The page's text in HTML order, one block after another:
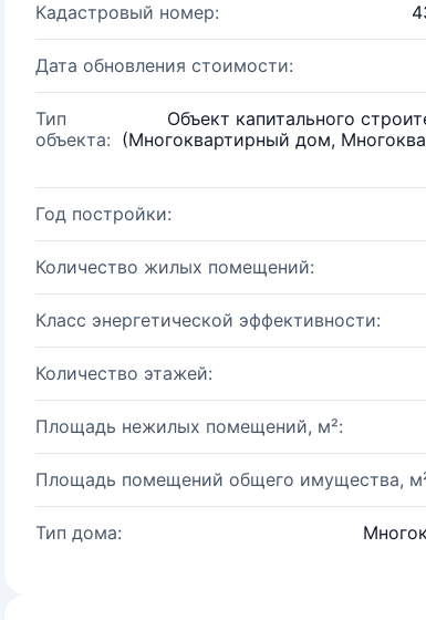
Кадастровый номер:
Дата обновления стоимости:
Тип
объекта:
Объект капитального
(Многоквартирный дом,
Год постройки:
Количество жилых помещений:
Класс энергетической эффективности:
Количество этажей:
Площадь нежилых помещений, м²:
Площадь помещений общего имущества,
Тип дома: